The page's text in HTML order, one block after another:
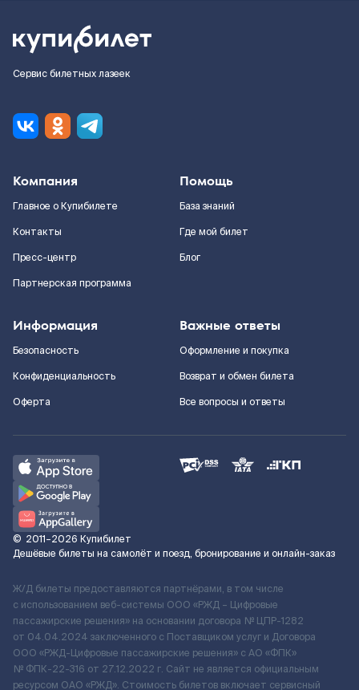
Сервис билетных лазеек
Компания
Главное о Купибилете
Контакты
Пресс-центр
Партнерская программа
Помощь
База знаний
Где мой билет
Блог
Информация
Безопасность
Конфиденциальность
Оферта
Важные ответы
Оформление и покупка
Возврат и обмен билета
Все вопросы и ответы
© 2011–2026 Купибилет
Дешёвые билеты на самолёт и поезд, бронирование и онлайн-заказ
Ж/Д билеты предоставляются партнёрами, в том числе
с использованием веб-системы ООО «РЖД – Цифровые
пассажирские решения» на основании договора № ЦПР-1282
от 04.04.2024 заключенного с Поставщиком услуг и Договора
ООО «РЖД-Цифровые пассажирские решения» c АО «ФПК»
№ ФПК-22-316 от 27.12.2022 г. Сайт не является официальным
ресурсом ОАО «РЖД». Стоимость билетов включает сервисный